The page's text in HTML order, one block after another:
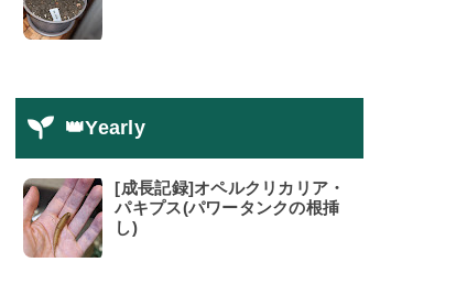
👑Yearly
[成長記録]オペルクリカリア・
パキプス(パワータンクの根挿
し)